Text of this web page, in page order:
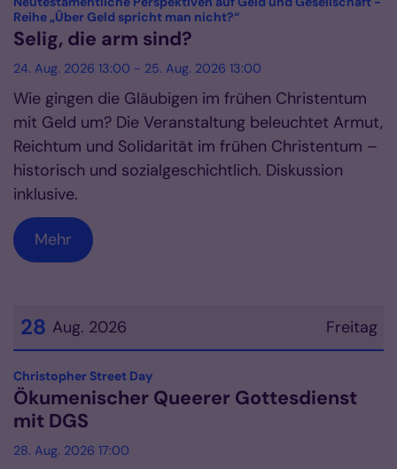
Reihe „Über Geld spricht man nicht?“:
Selig, die arm sind?
24. Aug. 2026 13:00 - 25. Aug. 2026 13:00
Wie gingen die Gläubigen im frühen Christentum
mit Geld um? Die Veranstaltung beleuchtet Armut,
Reichtum und Solidarität im frühen Christentum –
historisch und sozialgeschichtlich. Diskussion
inklusive.
Mehr
Freitag
28 Aug. 2026
Datum: 28. August 2026
Christopher Street Day:
Ökumenischer Queerer Gottesdienst
mit DGS
28. Aug. 2026 17:00